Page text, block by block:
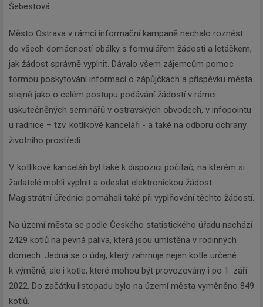
Šebestová.
Město Ostrava v rámci informační kampaně nechalo roznést
do všech domácností obálky s formulářem žádosti a letáčkem,
jak žádost správně vyplnit. Dávalo všem zájemcům pomoc
formou poskytování informací o zápůjčkách a příspěvku města
stejně jako o celém postupu podávání žádostí v rámci
uskutečněných seminářů v ostravských obvodech, v infopointu
u radnice – tzv. kotlíkové kanceláři - a také na odboru ochrany
životního prostředí.
V kotlíkové kanceláři byl také k dispozici počítač, na kterém si
žadatelé mohli vyplnit a odeslat elektronickou žádost.
Magistrátní úředníci pomáhali také při vyplňování těchto žádostí.
Na území města se podle Českého statistického úřadu nachází
2429 kotlů na pevná paliva, která jsou umístěna v rodinných
domech. Jedná se o údaj, který zahrnuje nejen kotle určené
k výměně, ale i kotle, které mohou být provozovány i po 1. září
2022. Do začátku listopadu bylo na území města vyměněno 849
kotlů.